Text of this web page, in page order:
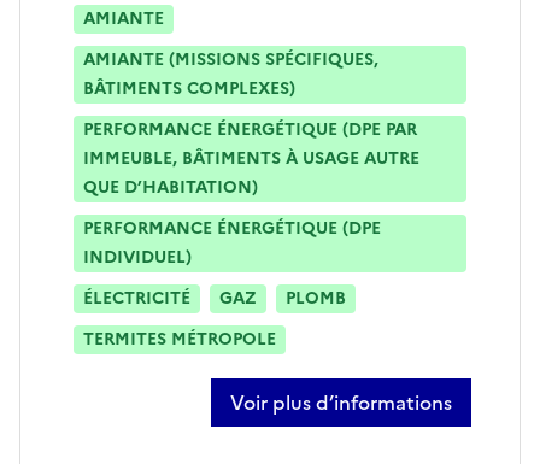
AMIANTE
AMIANTE (MISSIONS SPÉCIFIQUES,
BÂTIMENTS COMPLEXES)
PERFORMANCE ÉNERGÉTIQUE (DPE PAR
IMMEUBLE, BÂTIMENTS À USAGE AUTRE
QUE D’HABITATION)
PERFORMANCE ÉNERGÉTIQUE (DPE
INDIVIDUEL)
ÉLECTRICITÉ
GAZ
PLOMB
TERMITES MÉTROPOLE
Voir plus d’informations
sur eden freulard